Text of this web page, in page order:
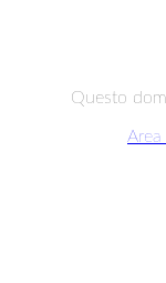
Questo